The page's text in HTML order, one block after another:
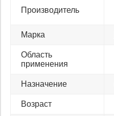
Производитель
Марка
Область
применения
Назначение
Возраст